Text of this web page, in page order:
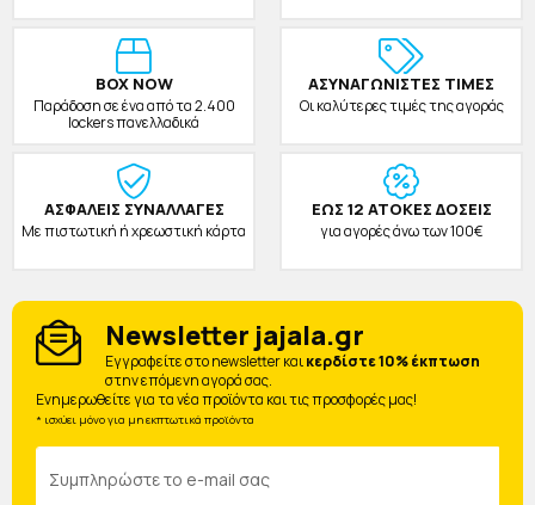
BOX NOW
Παράδοση σε ένα από τα 2.400
lockers πανελλαδικά
ΑΣΥΝΑΓΩΝΙΣΤΕΣ ΤΙΜΕΣ
Οι καλύτερες τιμές της αγοράς
ΑΣΦΑΛΕΙΣ ΣΥΝΑΛΛΑΓΕΣ
Με πιστωτική ή χρεωστική κάρτα
ΕΩΣ 12 ΑΤΟΚΕΣ ΔΟΣΕΙΣ
για αγορές άνω των 100€
Newsletter jajala.gr
Eγγραφείτε στο newsletter καικερδίστε 10% έκπτωση
στην επόμενη αγορά σας.
Ενημερωθείτε για τα νέα προϊόντα και τις προσφορές μας!
* ισχύει μόνο για μη εκπτωτικά προϊόντα